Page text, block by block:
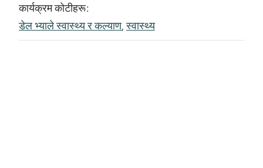
कार्यक्रम कोटीहरू:
डेल भ्याले स्वास्थ्य र कल्याण,स्वास्थ्य